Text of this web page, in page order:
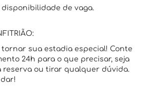
disponibilidade de vaga.
tornar sua estadia especial! Conte
24h para o que precisar, seja
reserva ou tirar qualquer dúvida.